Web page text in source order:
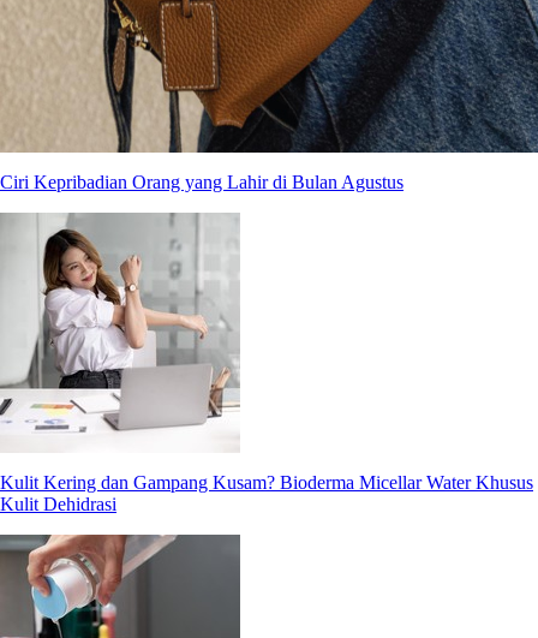
Ciri Kepribadian Orang yang Lahir di Bulan Agustus
Kulit Kering dan Gampang Kusam? Bioderma Micellar Water Khusus
Kulit Dehidrasi